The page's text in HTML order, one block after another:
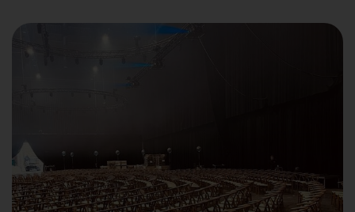
decoratie en planten – steeds volgens de laatste